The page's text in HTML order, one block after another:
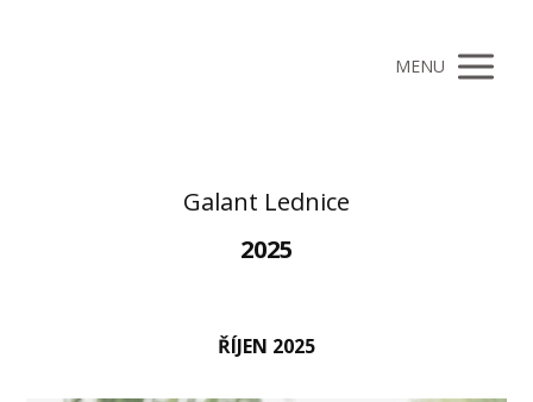
MENU
Galant Lednice
2025
ŘÍJEN 2025